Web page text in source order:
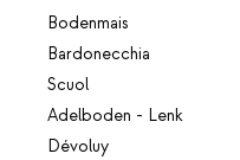
Bodenmais
Bardonecchia
Scuol
Adelboden - Lenk
Dévoluy